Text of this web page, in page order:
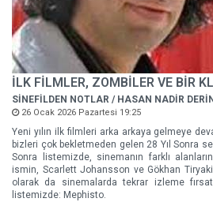
İLK FİLMLER, ZOMBİLER VE BİR
SİNEFİLDEN NOTLAR / HASAN NADİR
26 Ocak 2026 Pazartesi 19:25
Yeni yılın ilk filmleri arka arkaya gelmeye
bizleri çok bekletmeden gelen 28 Yıl Sonra
Sonra listemizde, sinemanın farklı
ismin, Scarlett Johansson ve Gökhan
olarak da sinemalarda tekrar izleme
listemizde: Mephisto.